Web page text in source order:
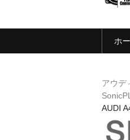
ホ
アウデ
AUDI